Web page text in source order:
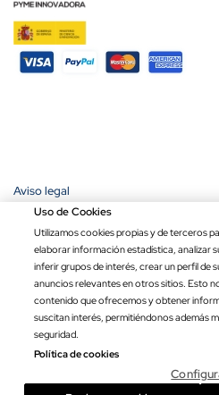
Precio por unidad
7.74 €
Opciones
- +
Aviso legal
Política de privacidad
Condiciones de compra
Ley de transparencia
Copyright © 2026 Banderas Puerta de
reservados.
Uso de Cookies
Utilizamos cookies propias y de terceros
elaborar información estadística, analizar
inferir grupos de interés, crear un perfil de
anuncios relevantes en otros sitios. Esto
contenido que ofrecemos y obtener
suscitan interés, permitiéndonos además
seguridad.
Política de cookies